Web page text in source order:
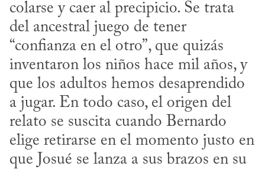
colarse y caer al precipicio. Se trata
del ancestral juego de tener
“confianza en el otro”, que quizás
inventaron los niños hace mil años, y
que los adultos hemos desaprendido
a jugar. En todo caso, el origen del
relato se suscita cuando Bernardo
elige retirarse en el momento justo en
que Josué se lanza a sus brazos en su